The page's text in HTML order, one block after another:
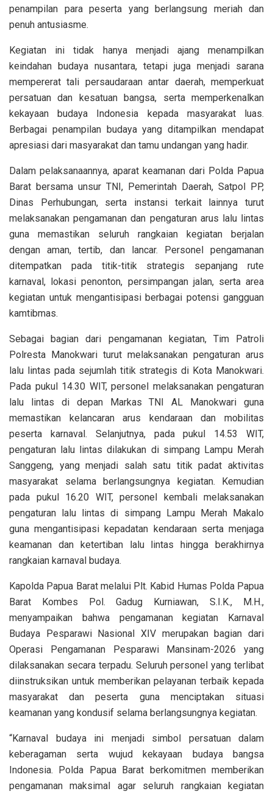
penampilan para peserta yang berlangsung meriah dan
penuh antusiasme.
Kegiatan ini tidak hanya menjadi ajang menampilkan
keindahan budaya nusantara, tetapi juga menjadi sarana
mempererat tali persaudaraan antar daerah, memperkuat
persatuan dan kesatuan bangsa, serta memperkenalkan
kekayaan budaya Indonesia kepada masyarakat luas.
Berbagai penampilan budaya yang ditampilkan mendapat
apresiasi dari masyarakat dan tamu undangan yang hadir.
Dalam pelaksanaannya, aparat keamanan dari Polda Papua
Barat bersama unsur TNI, Pemerintah Daerah, Satpol PP,
Dinas Perhubungan, serta instansi terkait lainnya turut
melaksanakan pengamanan dan pengaturan arus lalu lintas
guna memastikan seluruh rangkaian kegiatan berjalan
dengan aman, tertib, dan lancar. Personel pengamanan
ditempatkan pada titik-titik strategis sepanjang rute
karnaval, lokasi penonton, persimpangan jalan, serta area
kegiatan untuk mengantisipasi berbagai potensi gangguan
kamtibmas.
Sebagai bagian dari pengamanan kegiatan, Tim Patroli
Polresta Manokwari turut melaksanakan pengaturan arus
lalu lintas pada sejumlah titik strategis di Kota Manokwari.
Pada pukul 14.30 WIT, personel melaksanakan pengaturan
lalu lintas di depan Markas TNI AL Manokwari guna
memastikan kelancaran arus kendaraan dan mobilitas
peserta karnaval. Selanjutnya, pada pukul 14.53 WIT,
pengaturan lalu lintas dilakukan di simpang Lampu Merah
Sanggeng, yang menjadi salah satu titik padat aktivitas
masyarakat selama berlangsungnya kegiatan. Kemudian
pada pukul 16.20 WIT, personel kembali melaksanakan
pengaturan lalu lintas di simpang Lampu Merah Makalo
guna mengantisipasi kepadatan kendaraan serta menjaga
keamanan dan ketertiban lalu lintas hingga berakhirnya
rangkaian karnaval budaya.
Kapolda Papua Barat melalui Plt. Kabid Humas Polda Papua
Barat Kombes Pol. Gadug Kurniawan, S.I.K., M.H.,
menyampaikan bahwa pengamanan kegiatan Karnaval
Budaya Pesparawi Nasional XIV merupakan bagian dari
Operasi Pengamanan Pesparawi Mansinam-2026 yang
dilaksanakan secara terpadu. Seluruh personel yang terlibat
diinstruksikan untuk memberikan pelayanan terbaik kepada
masyarakat dan peserta guna menciptakan situasi
keamanan yang kondusif selama berlangsungnya kegiatan.
“Karnaval budaya ini menjadi simbol persatuan dalam
keberagaman serta wujud kekayaan budaya bangsa
Indonesia. Polda Papua Barat berkomitmen memberikan
pengamanan maksimal agar seluruh rangkaian kegiatan